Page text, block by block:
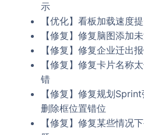
示
【优化】看板加载速度
【修复】修复脑图添加
【修复】修复企业迁出
【修复】修复卡片名称
错
【修复】修复规划
删除框位置错位
【修复】修复某些情况